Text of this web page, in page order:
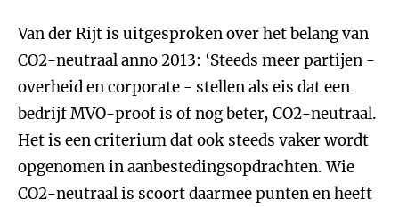
Van der Rijt is uitgesproken over het belang van
CO2-neutraal anno 2013: ‘Steeds meer partijen -
overheid en corporate - stellen als eis dat een
bedrijf MVO-proof is of nog beter, CO2-neutraal.
Het is een criterium dat ook steeds vaker wordt
opgenomen in aanbestedingsopdrachten. Wie
CO2-neutraal is scoort daarmee punten en heeft